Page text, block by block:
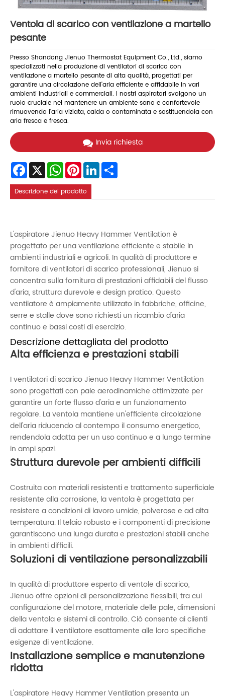
Ventola di scarico con ventilazione a martello
pesante
Presso Shandong Jienuo Thermostat Equipment Co., Ltd., siamo
specializzati nella produzione di ventilatori di scarico con
ventilazione a martello pesante di alta qualità, progettati per
garantire una circolazione dell'aria efficiente e affidabile in vari
ambienti industriali e commerciali. I nostri aspiratori svolgono un
ruolo cruciale nel mantenere un ambiente sano e confortevole
rimuovendo l'aria viziata, calda o contaminata e sostituendola con
aria fresca e fresca.
Invia richiesta
Facebook
X WhatsApp
PinterestLinkedIn
Descrizione del prodotto
L'aspiratore Jienuo Heavy Hammer Ventilation è
progettato per una ventilazione efficiente e stabile in
ambienti industriali e agricoli. In qualità di produttore e
fornitore di ventilatori di scarico professionali, Jienuo si
concentra sulla fornitura di prestazioni affidabili del flusso
d'aria, struttura durevole e design pratico. Questo
ventilatore è ampiamente utilizzato in fabbriche, officine,
serre e stalle dove sono richiesti un ricambio d'aria
continuo e bassi costi di esercizio.
Descrizione dettagliata del prodotto
Alta efficienza e prestazioni stabili
I ventilatori di scarico Jienuo Heavy Hammer Ventilation
sono progettati con pale aerodinamiche ottimizzate per
garantire un forte flusso d'aria e un funzionamento
regolare. La ventola mantiene un'efficiente circolazione
dell'aria riducendo al contempo il consumo energetico,
rendendola adatta per un uso continuo e a lungo termine
in ampi spazi.
Struttura durevole per ambienti difficili
Costruita con materiali resistenti e trattamento superficiale
resistente alla corrosione, la ventola è progettata per
resistere a condizioni di lavoro umide, polverose e ad alta
temperatura. Il telaio robusto e i componenti di precisione
garantiscono una lunga durata e prestazioni stabili anche
in ambienti difficili.
Soluzioni di ventilazione personalizzabili
In qualità di produttore esperto di ventole di scarico,
Jienuo offre opzioni di personalizzazione flessibili, tra cui
configurazione del motore, materiale delle pale, dimensioni
della ventola e sistemi di controllo. Ciò consente ai clienti
di adattare il ventilatore esattamente alle loro specifiche
esigenze di ventilazione.
Installazione semplice e manutenzione
ridotta
L'aspiratore Heavy Hammer Ventilation presenta un